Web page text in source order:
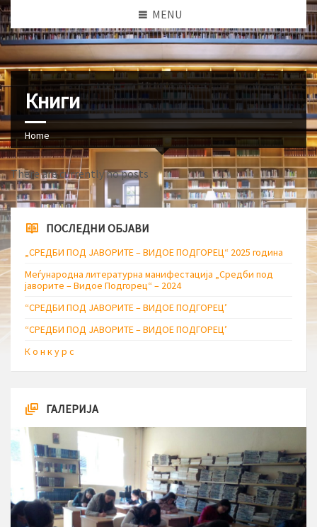
MENU
Книги
Home
There are currently no posts
ПОСЛЕДНИ ОБЈАВИ
„СРЕДБИ ПОД ЈАВОРИТЕ – ВИДОЕ ПОДГОРЕЦ“ 2025 година
Меѓународна литературна манифестација „Средби под
јаворите – Видое Подгорец“ – 2024
“СРЕДБИ ПОД ЈАВОРИТЕ – ВИДОЕ ПОДГОРЕЦ’
“СРЕДБИ ПОД ЈАВОРИТЕ – ВИДОЕ ПОДГОРЕЦ’
К о н к у р с
ГАЛЕРИЈА